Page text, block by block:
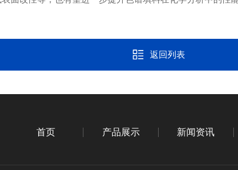
返回列表
首页 产品展示 新闻资讯